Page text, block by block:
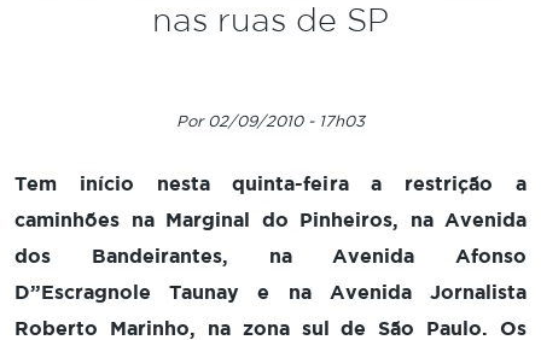
nas ruas de SP
Por 02/09/2010 - 17h03
Tem início nesta quinta-feira a restrição a
caminhões na Marginal do Pinheiros, na Avenida
dos Bandeirantes, na Avenida Afonso
D”Escragnole Taunay e na Avenida Jornalista
Roberto Marinho, na zona sul de São Paulo. Os